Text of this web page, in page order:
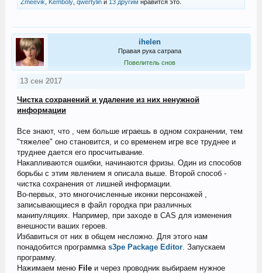
Zmeevik Kemboly, qwertylinи 13 другим нравится это.
ihelen
Правая рука сатрапа
Повелитель снов
13 сен 2017
Чистка сохранений и удаление из них ненужной
информации
Все знают, что , чем больше играешь в одном сохранении, тем
"тяжелее" оно становится, и со временем игре все труднее и
труднее дается его просчитывание.
Накапливаются ошибки, начинаются фризы. Один из способов
борьбы с этим явлением я описала выше. Второй способ -
чистка сохранения от лишней информации.
Во-первых, это многочисленные иконки персонажей ,
записывающиеся в файл городка при различных
манипуляциях. Например, при заходе в CAS для изменения
внешности ваших героев.
Избавиться от них в общем несложно. Для этого нам
понадобится программка s3pe Package Editor. Запускаем
программу.
Нажимаем меню Fileи через проводник выбираем нужное